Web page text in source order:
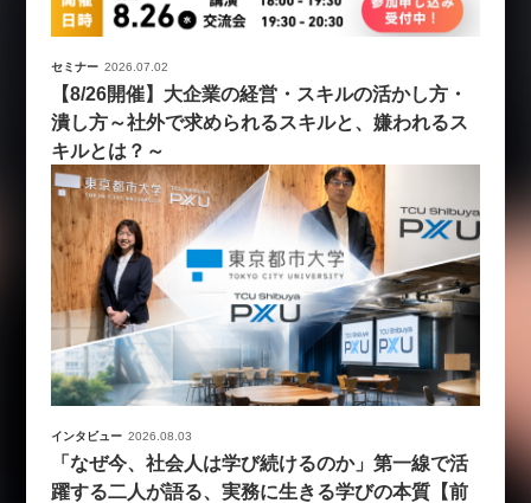
セミナー 2026.07.02
【8/26開催】大企業の経営・スキルの活かし方・
潰し方～社外で求められるスキルと、嫌われるス
キルとは？～
インタビュー 2026.08.03
「なぜ今、社会人は学び続けるのか」第一線で活
躍する二人が語る、実務に生きる学びの本質【前